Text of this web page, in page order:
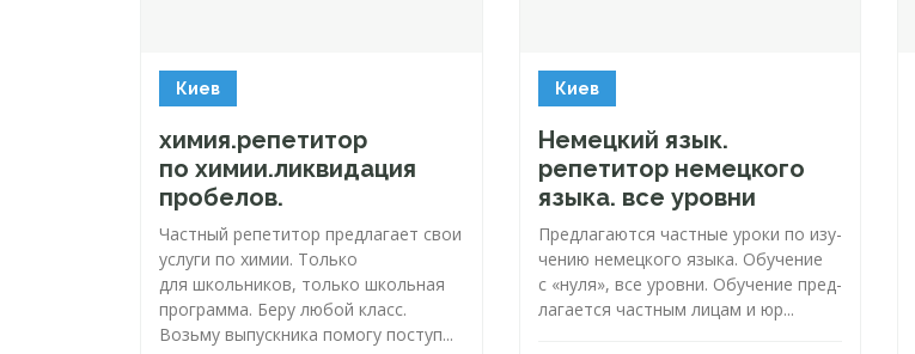
Киев
химия.репетитор
по химии.ликвидация
пробелов.
Частный репетитор предлагает свои
услуги по химии. Только
для школьников, только школьная
программа. Беру любой класс.
Возьму выпускника помогу поступ...
Киев
Немецкий язык.
репетитор немецкого
языка. все уровни
Пред­ла­га­ют­ся час­тные уро­ки по изу­
че­нию не­мец­ко­го язы­ка. Обуче­ние
с «ну­ля», все уров­ни. Обу­че­ние пред­
ла­га­ет­ся час­тным ли­цам и юр...